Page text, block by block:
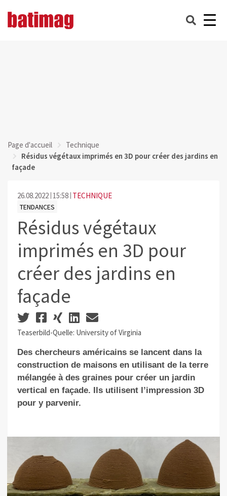
Page d'accueil
Technique
Résidus végétaux imprimés en 3D pour créer des jardins en
façade
26.08.2022 15:58 TECHNIQUE
TENDANCES
Résidus végétaux
imprimés en 3D pour
créer des jardins en
façade
Teaserbild-Quelle: University of Virginia
Des chercheurs américains se lancent dans la
construction de maisons en utilisant de la terre
mélangée à des graines pour créer un jardin
vertical en façade. Ils utilisent l’impression 3D
pour y parvenir.